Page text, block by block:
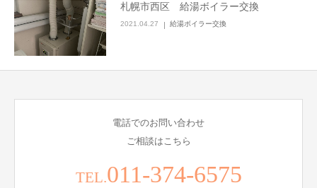
札幌市西区 給湯ボイラー交換
2021.04.27 給湯ボイラー交換
電話でのお問い合わせ
ご相談はこちら
TEL.011-374-6575